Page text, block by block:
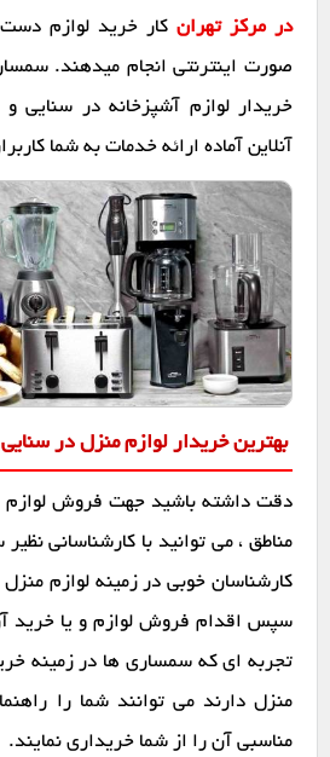
در مرکز تهران کار خرید لوازم
صورت اینترنتی انجام میدهند.
خریدار لوازم آشپزخانه در سنایی
آنلاین آماده ارائه خدمات به شما
بهترین خریدار لوازم منزل در
دقت داشته باشید جهت فروش لوازم
مناطق ، می توانید با کارشناسانی
کارشناسان خوبی در زمینه لوازم
سپس اقدام فروش لوازم و یا خرید
تجربه ای که سمساری ها در زمینه
منزل دارند می توانند شما را
مناسبی آن را از شما خریداری نمایند.